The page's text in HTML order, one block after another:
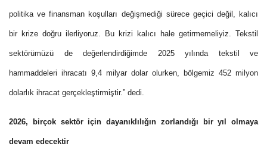
politika ve finansman koşulları değişmediği sürece geçici değil, kalıcı
bir krize doğru ilerliyoruz. Bu krizi kalıcı hale getirmemeliyiz. Tekstil
sektörümüzü de değerlendirdiğimde 2025 yılında tekstil ve
hammaddeleri ihracatı 9,4 milyar dolar olurken, bölgemiz 452 milyon
dolarlık ihracat gerçekleştirmiştir.” dedi.
2026, birçok sektör için dayanıklılığın zorlandığı bir yıl olmaya
devam edecektir